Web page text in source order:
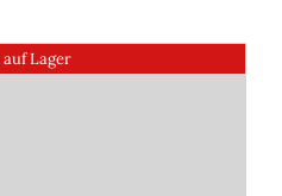
Lager